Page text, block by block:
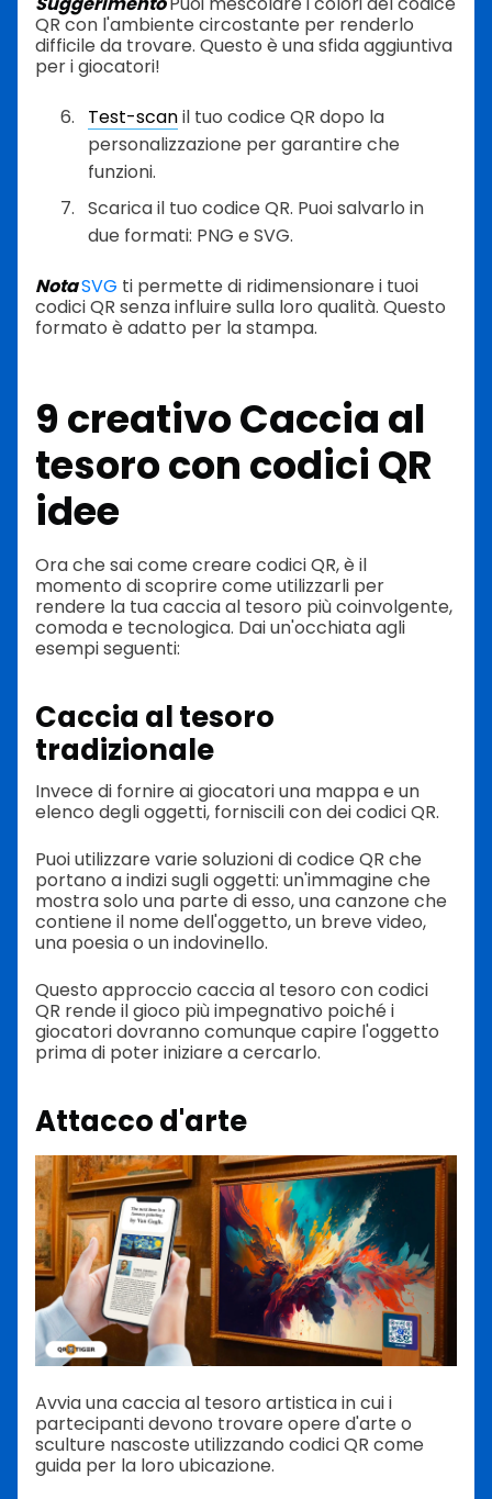
QR con l'ambiente circostante per renderlo
difficile da trovare. Questo è una sfida aggiuntiva
per i giocatori!
Test-scanil tuo codice QR dopo la
personalizzazione per garantire che
funzioni.
Scarica il tuo codice QR. Puoi salvarlo in
due formati: PNG e SVG.
NotaSVG ti permette di ridimensionare i tuoi
codici QR senza influire sulla loro qualità. Questo
formato è adatto per la stampa.
9 creativoCaccia al
tesoro con codici QR
idee
Ora che sai come creare codici QR, è il
momento di scoprire come utilizzarli per
rendere la tua caccia al tesoro più coinvolgente,
comoda e tecnologica. Dai un'occhiata agli
esempi seguenti:
Caccia al tesoro
tradizionale
Invece di fornire ai giocatori una mappa e un
elenco degli oggetti, forniscili con dei codici QR.
Puoi utilizzare varie soluzioni di codice QR che
portano a indizi sugli oggetti: un'immagine che
mostra solo una parte di esso, una canzone che
contiene il nome dell'oggetto, un breve video,
una poesia o un indovinello.
Questo approccio caccia al tesoro con codici
QR rende il gioco più impegnativo poiché i
giocatori dovranno comunque capire l'oggetto
prima di poter iniziare a cercarlo.
Attacco d'arte
Avvia una caccia al tesoro artistica in cui i
partecipanti devono trovare opere d'arte o
sculture nascoste utilizzando codici QR come
guida per la loro ubicazione.